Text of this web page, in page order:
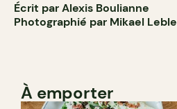
Écrit par Alexis Boulianne
Photographié par Mikael
À emporter